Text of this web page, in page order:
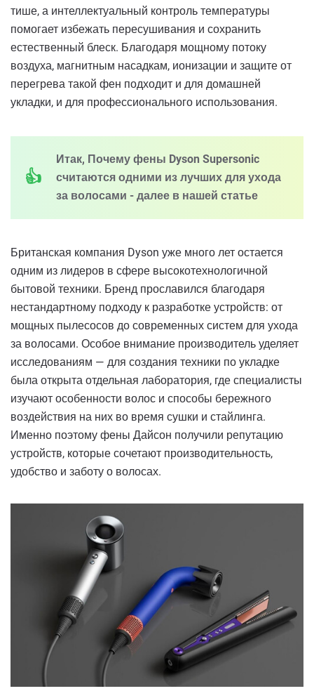
тише, а интеллектуальный контроль температуры
помогает избежать пересушивания и сохранить
естественный блеск. Благодаря мощному потоку
воздуха, магнитным насадкам, ионизации и защите от
перегрева такой фен подходит и для домашней
укладки, и для профессионального использования.
Итак, Почему фены Dyson Supersonic
считаются одними из лучших для ухода
за волосами - далее в нашей статье
Британская компания Dyson уже много лет остается
одним из лидеров в сфере высокотехнологичной
бытовой техники. Бренд прославился благодаря
нестандартному подходу к разработке устройств: от
мощных пылесосов до современных систем для ухода
за волосами. Особое внимание производитель уделяет
исследованиям — для создания техники по укладке
была открыта отдельная лаборатория, где специалисты
изучают особенности волос и способы бережного
воздействия на них во время сушки и стайлинга.
Именно поэтому фены Дайсон получили репутацию
устройств, которые сочетают производительность,
удобство и заботу о волосах.